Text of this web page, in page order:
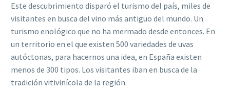
Este descubrimiento disparó el turismo del país, miles de
visitantes en busca del vino más antiguo del mundo. Un
turismo enológico que no ha mermado desde entonces. En
un territorio en el que existen 500 variedades de uvas
autóctonas, para hacernos una idea, en España existen
menos de 300 tipos. Los visitantes iban en busca de la
tradición vitivinícola de la región.